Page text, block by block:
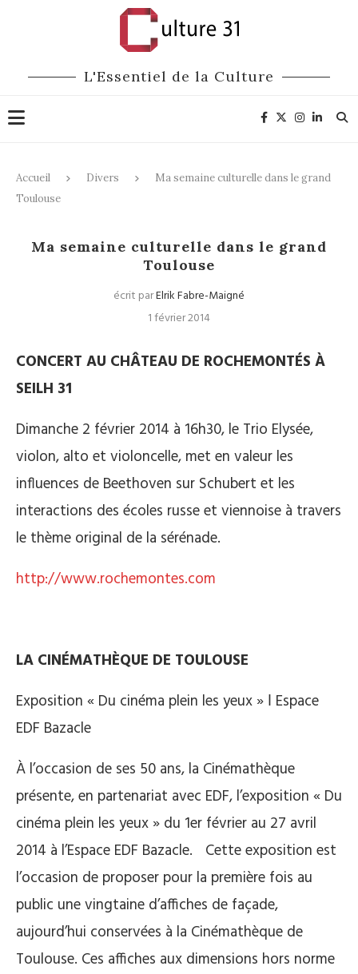
L'Essentiel de la Culture
Accueil Divers
Ma semaine culturelle dans le grand
Toulouse
Ma semaine culturelle dans le grand
Toulouse
écrit parElrik Fabre-Maigné
1 février 2014
CONCERT AU CHÂTEAU DE ROCHEMONTÉS À
SEILH 31
Dimanche 2 février 2014 à 16h30, le Trio Elysée,
violon, alto et violoncelle, met en valeur les
influences de Beethoven sur Schubert et les
interactions des écoles russe et viennoise à travers
le thème original de la sérénade.
http://www.rochemontes.com
LA CINÉMATHÈQUE DE TOULOUSE
Exposition « Du cinéma plein les yeux » ǀ Espace
EDF Bazacle
À l’occasion de ses 50 ans, la Cinémathèque
présente, en partenariat avec EDF, l’exposition « Du
cinéma plein les yeux » du 1er février au 27 avril
2014 à l’Espace EDF Bazacle. Cette exposition est
l’occasion de proposer pour la première fois au
public une vingtaine d’affiches de façade,
aujourd’hui conservées à la Cinémathèque de
Toulouse. Ces affiches aux dimensions hors norme